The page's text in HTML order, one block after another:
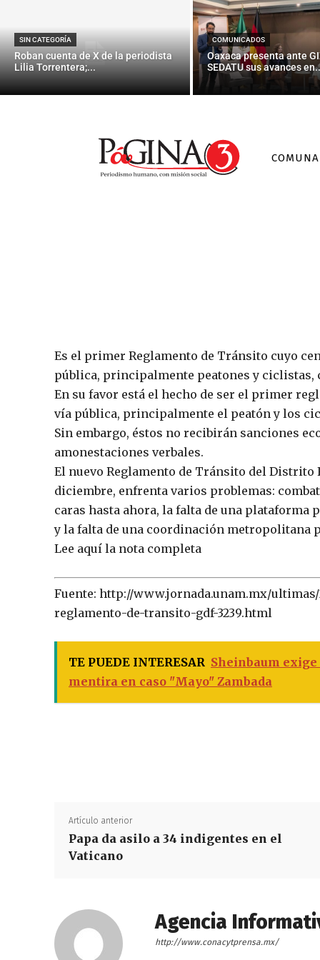
SIN CATEGORÍA
Roban cuenta de X de la periodista
Lilia Torrentera;...
COMUNICADOS
Oaxaca presenta ante
SEDATU sus avances
Para
Es el primer Reglamento de Tránsito cuyo
pública, principalmente peatones y ciclistas,
En su favor está el hecho de ser el primer
vía pública, principalmente el peatón y los
Sin embargo, éstos no recibirán sanciones
amonestaciones verbales.
El nuevo Reglamento de Tránsito del Distrito
diciembre, enfrenta varios problemas:
caras hasta ahora, la falta de una
y la falta de una coordinación metropolitana
Lee aquí la nota completa
Fuente: http://www.jornada.unam.mx/ultimas/
reglamento-de-transito-gdf-3239.html
TE PUEDE INTERESAR Sheinbaum
mentira en caso "Mayo" Zambada
Artículo anterior
Papa da asilo a 34 indigentes en el
Vaticano
Agencia
http://www.conacytprensa.mx/